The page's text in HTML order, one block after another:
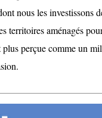
nous les investissons
territoires aménagés
plus perçue comme un